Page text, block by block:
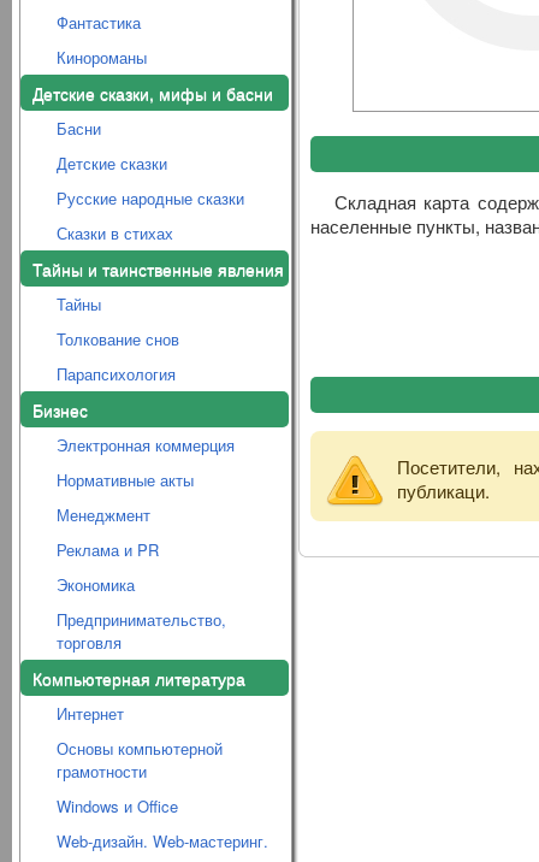
Фантастика
Кинороманы
Детские сказки, мифы и басни
Басни
Детские сказки
Русские народные сказки
Сказки в стихах
Тайны и таинственные явления
Тайны
Толкование снов
Парапсихология
Бизнес
Электронная коммерция
Нормативные акты
Менеджмент
Реклама и PR
Экономика
Предпринимательство,
торговля
Компьютерная литература
Интернет
Основы компьютерной
грамотности
Windows и Office
Web-дизайн. Web-мастеринг.
Складная карта
населенные пункты,
Посетители,
публикаци.